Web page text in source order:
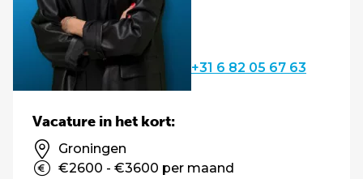
+31 6 82 05 67 63
Vacature in het kort:
Groningen
€2600 - €3600 per maand